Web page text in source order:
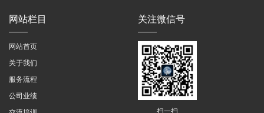
网站栏目
网站首页
关于我们
服务流程
公司业绩
关注微信号
扫一扫